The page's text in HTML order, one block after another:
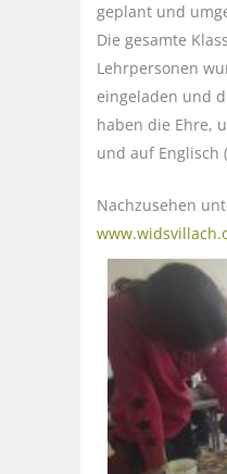
geplant und
Die gesamte
Lehrpersonen
eingeladen und
haben die Ehre,
und auf Englisch
Nachzusehen